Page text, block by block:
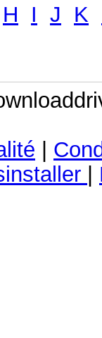
H I J K